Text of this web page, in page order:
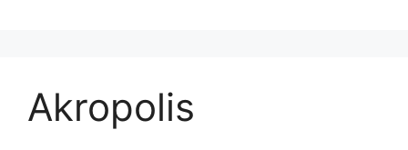
Akropolis